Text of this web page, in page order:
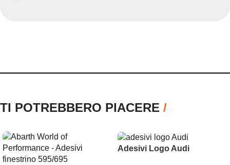
TI POTREBBERO PIACERE /
Adesivi Logo Audi